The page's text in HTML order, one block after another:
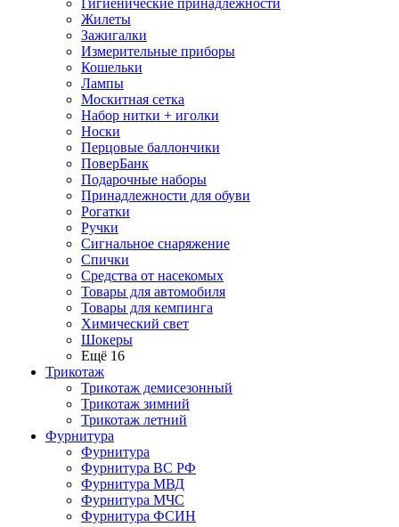
Гигиенические принадлежности
Жилеты
Зажигалки
Измерительные приборы
Кошельки
Лампы
Москитная сетка
Набор нитки + иголки
Носки
Перцовые баллончики
ПоверБанк
Подарочные наборы
Принадлежности для обуви
Рогатки
Ручки
Сигнальное снаряжение
Спички
Средства от насекомых
Товары для автомобиля
Товары для кемпинга
Химический свет
Шокеры
Ещё 16
Трикотаж
Трикотаж демисезонный
Трикотаж зимний
Трикотаж летний
Фурнитура
Фурнитура
Фурнитура ВС РФ
Фурнитура МВД
Фурнитура МЧС
Фурнитура ФСИН